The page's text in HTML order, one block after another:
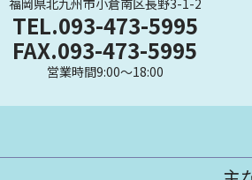
TEL.093-473-5995
FAX.093-473-5995
営業時間9:00～18:00